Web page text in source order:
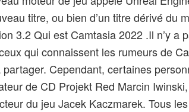
titre, ou bien d’un titre dérivé du
3.2 Qui est Camtasia 2022 .Il n’y a
qui connaissent les rumeurs de
Cependant, certaines
de CD Projekt Red Marcin
du jeu Jacek Kaczmarek. Tous